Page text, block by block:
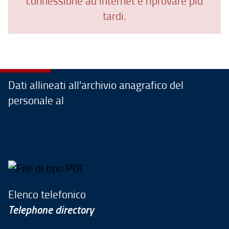
tardi.
Dati allineati all'archivio anagrafico del
personale al
Elenco telefonico
Telephone directory